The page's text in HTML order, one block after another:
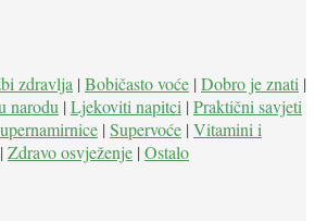
zdravlja | Bobičasto voće | Dobro je znati |
narodu | Ljekoviti napitci | Praktični savjeti
| Supervoće | Vitamini i
| Zdravo osvježenje | Ostalo